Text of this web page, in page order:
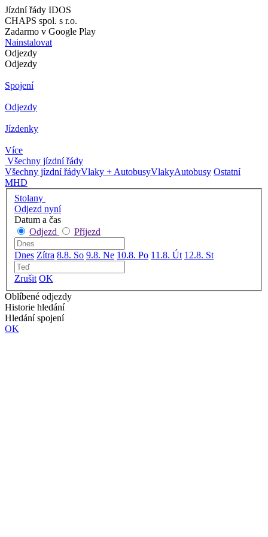
Jízdní řády IDOS
CHAPS spol. s r.o.
Zadarmo v Google Play
Nainstalovat
Odjezdy
Odjezdy
Spojení
Odjezdy
Jízdenky
Více
Všechny jízdní řády
Všechny jízdní řádyVlaky + AutobusyVlakyAutobusy Ostatní
MHD
Stolany
Odjezd nyní
Datum a čas
Odjezd
Příjezd
Dnes Zítra 8.8. So 9.8. Ne 10.8. Po 11.8. Út 12.8. St
Zrušit OK
Oblíbené odjezdy
Historie hledání
Hledání spojení
OK